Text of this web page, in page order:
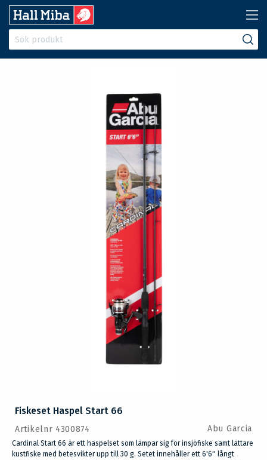
Fiskeset Haspel Start 66
Artikelnr 4300874 Abu Garcia
Cardinal Start 66 är ett haspelset som lämpar sig för insjöfiske samt lättare
kustfiske med betesvikter upp till 30 g. Setet innehåller ett 6'6'' långt